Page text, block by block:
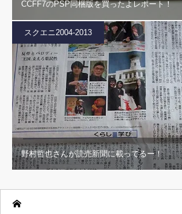
CCFF7のPSP同梱版を買ったよレポート！
スクエニ2004-2013
野村哲也さんが読売新聞に載ってるー！